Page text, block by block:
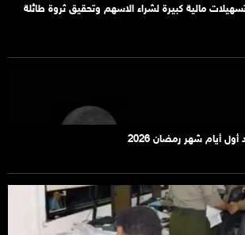
مالية كبيرة لشراء الاسهم وتحقيق ثروة طائلة
أيام شهر رمضان 2026